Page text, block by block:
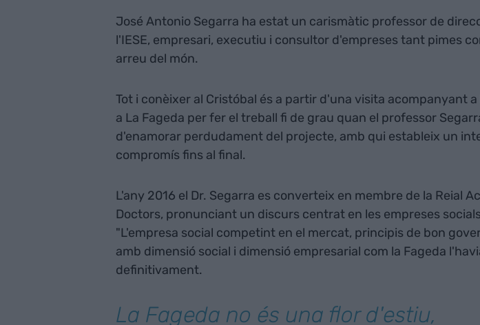
José Antonio Segarra ha estat un carismàtic professor de
l'IESE, empresari, executiu i consultor d'empreses tant pimes
arreu del món.
Tot i conèixer al Cristóbal és a partir d'una visita acompanyant a
a La Fageda per fer el treball fi de grau quan el professor
d'enamorar perdudament del projecte, amb qui estableix un
compromís fins al final.
L'any 2016 el Dr. Segarra es converteix en membre de la Reial
Doctors, pronunciant un discurs centrat en les empreses
"L'empresa social competint en el mercat, principis de bon
amb dimensió social i dimensió empresarial com la Fageda
definitivament.
La Fageda no és una flor d'estiu,